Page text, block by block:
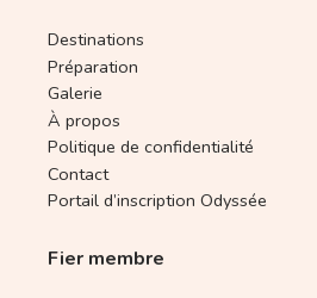
Destinations
Préparation
Galerie
À propos
Politique de confidentialité
Contact
Portail d’inscription Odyssée
Fier membre